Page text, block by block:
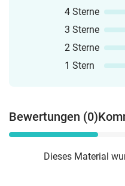
4 Sterne
3 Sterne
2 Sterne
1 Stern
Bewertungen (0)
Dieses Material